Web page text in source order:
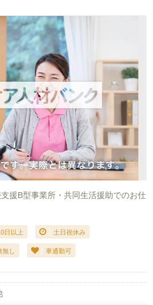
援B型事業所・共同生活援助でのお仕
日以上 土日祝休み
無し 車通勤可